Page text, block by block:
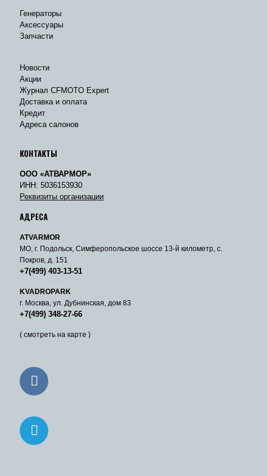
Генераторы
Аксессуары
Запчасти
Новости
Акции
Журнал CFMOTO Expert
Доставка и оплата
Кредит
Адреса салонов
КОНТАКТЫ
ООО «АТВАРМОР»
ИНН: 5036153930
Реквизиты организации
АДРЕСА
ATVARMOR
МО, г. Подольск, Симферопольское шоссе 13-й километр, с.
Покров, д. 151
+7(499) 403-13-51
KVADROPARK
г. Москва, ул. Дубнинская, дом 83
+7(499) 348-27-66
( смотреть на карте )